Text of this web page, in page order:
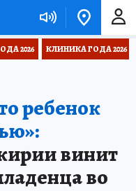
2026 КЛИНИКА ГОДА 2026
ребенок
винит
во